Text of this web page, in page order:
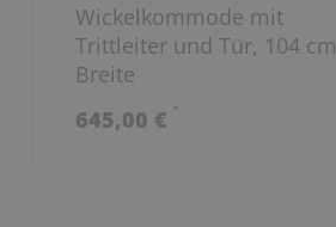
Wickelkommode mit
Trittleiter und Tür, 104 cm
Breite
645,00 € *